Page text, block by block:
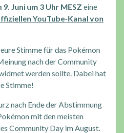
Juni um 3 Uhr MESZ eine
YouTube-Kanal von
Stimme für das Pokémon
nach der Community
werden sollte. Dabei hat
Stimme!
nach Ende der Abstimmung
mit den meisten
Community Day im August.